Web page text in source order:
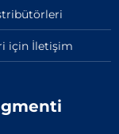
için İletişim